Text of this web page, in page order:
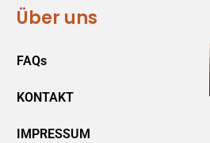
Über uns
FAQs
KONTAKT
IMPRESSUM